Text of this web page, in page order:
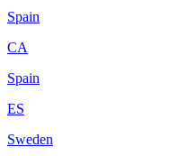
Spain
CA
Spain
ES
Sweden